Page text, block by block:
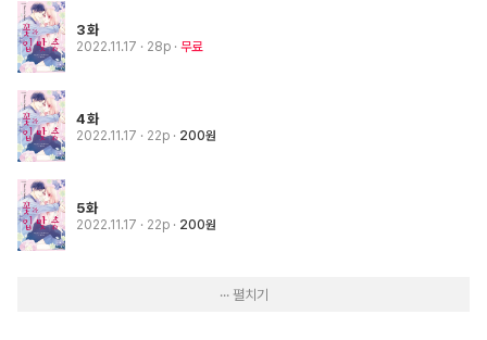
3화
2022.11.17 · 28p 무료
4화
2022.11.17 · 22p 200원
5화
2022.11.17 · 22p 200원
··· 펼치기